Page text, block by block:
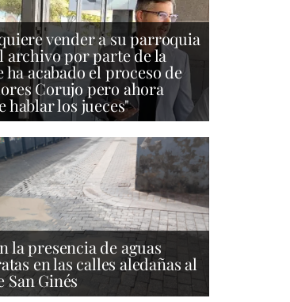
vender a su parroquia
archivo por parte de la
ha acabado el proceso de
Corujo pero ahora
hablar los jueces"
la presencia de aguas
en las calles aledañas al
San Ginés